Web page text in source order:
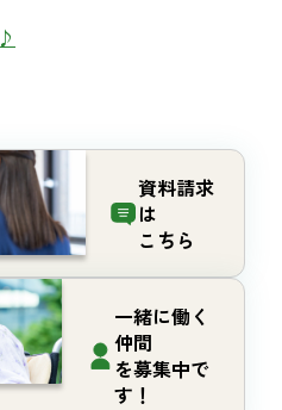
資料請求
は
こちら
一緒に働く
仲間
を募集中で
す！